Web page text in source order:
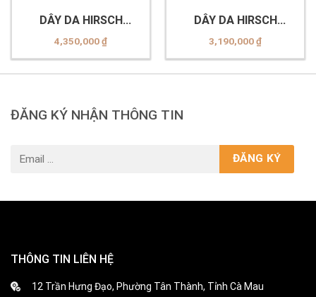
DÂY DA HIRSCH
0925002110-2-20
4,350,000₫
DÂY DA HIRSCH
0925028010-2-22
3,190,000₫
ĐĂNG KÝ NHẬN THÔNG TIN
THÔNG TIN LIÊN HỆ
12 Trần Hưng Đạo, Phường Tân Thành, Tỉnh Cà Mau